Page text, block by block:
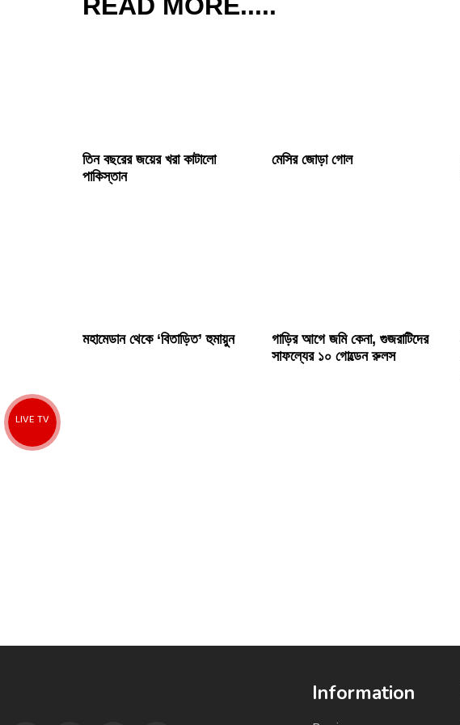
তিন বছরের জয়ের খরা কাটালো
পাকিস্তান
মেসির জোড়া গোল
মহামেডান থেকে ‘বিতাড়িত’ হুমায়ুন
গাড়ির আগে জমি কেনা, গুজরাটিদের
সাফল্যের ১০ গোল্ডেন রুলস
LIVE TV
Information